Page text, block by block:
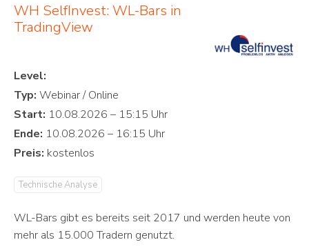
WH SelfInvest: WL-Bars in
TradingView
Level:
Typ:
Start:
Ende:
Preis:
Technische Analyse
WL-Bars gibt es bereits seit 2017 und werden heute von
mehr als 15.000 Tradern genutzt.